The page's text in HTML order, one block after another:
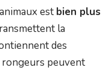
est bien plus
la
des
peuvent